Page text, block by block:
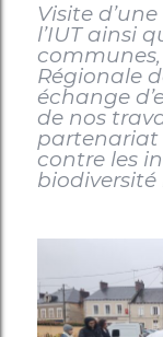
Visite
l’IUT ainsi
Régionale
échange
de nos
partenariat
contre les
biodiversité